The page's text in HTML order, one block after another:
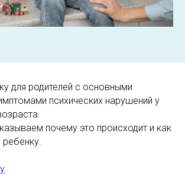
для родителей с основными
психических нарушений у
почему это происходит и как